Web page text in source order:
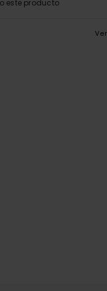
este producto